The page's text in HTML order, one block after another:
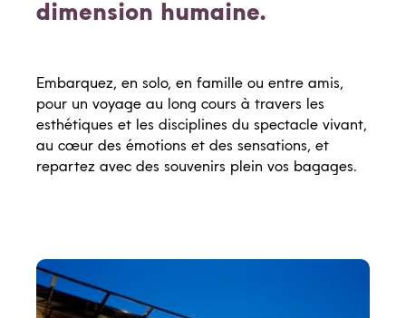
Tarifs & Abonnements
Autour de la saison
dimension humaine.
Embarquez, en solo, en famille ou entre amis,
pour un voyage au long cours à travers les
esthétiques et les disciplines du spectacle vivant,
au cœur des émotions et des sensations, et
repartez avec des souvenirs plein vos bagages.